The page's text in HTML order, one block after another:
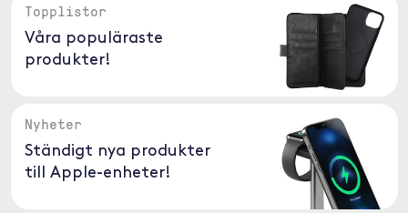
Topplistor
Våra populäraste
produkter!
Nyheter
Ständigt nya produkter
till Apple-enheter!